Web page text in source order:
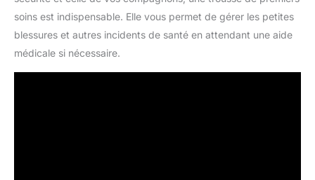
soins est indispensable. Elle vous permet de gérer les petites
blessures et autres incidents de santé en attendant une aide
médicale si nécessaire.